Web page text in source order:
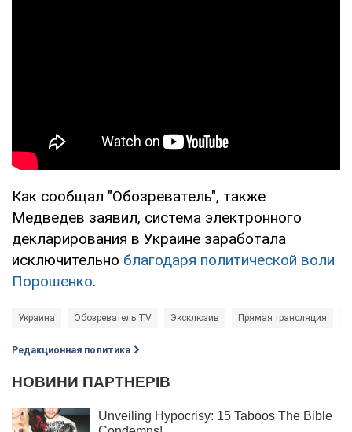
Как сообщал "Обозреватель", также
Медведев заявил, система электронного
декларирования в Украине заработала
исключительно благодаря политической воли
Порошенко.
Украина Обозреватель TV Эксклюзив Прямая трансляция
Редакционная политика